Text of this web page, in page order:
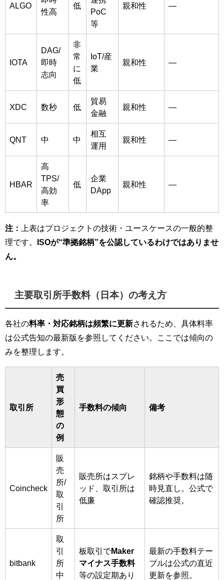
ALGO
性高
低
PoC
等
親和性 —
IOTA
DAG/
即時
志向
非
常
に
低
IoT/産
業
親和性 —
XDC 数秒 低
貿易
金融
親和性 —
QNT 中 中
相互
運用
親和性 —
HBAR
高
TPS/
高効
率
低
企業
DApp
親和性 —
注：
上表はプロジェクトの技術・ユースケースの一般的整
理です。
ISOが“準拠銘柄”を公認しているわけではありませ
ん。
主要取引所手数料（日本）の考え方
各社の料率・対応銘柄は頻繁に更新されるため、具体料率
は公式告知の最新版を参照してください。ここでは傾向の
みを整理します。
取引所
売
買
形
態
の
例
手数料の傾向 備考
Coincheck
販
売
所/
取
引
所
販売所はスプレ
ッド、取引所は
低廉
銘柄や手数料は随
時見直し。公式で
確認推奨。
bitbank
取
引
所
中
板取引でMaker
マイナス手数料
等の設定期あり
最新の手数料テー
ブルは公式の直近
更新を参照。